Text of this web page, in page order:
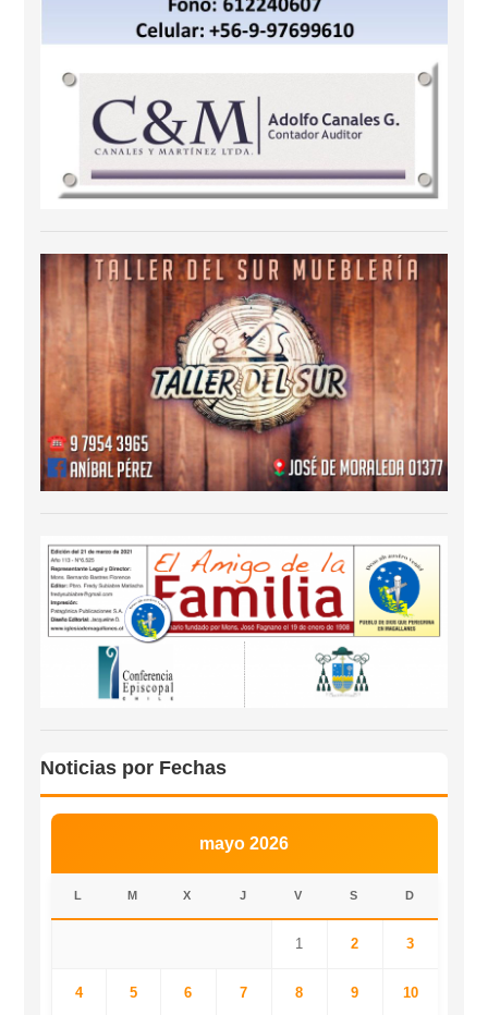
Noticias por Fechas
mayo 2026
L M X J V S D
1 2 3
4 5 6 7 8 9 10